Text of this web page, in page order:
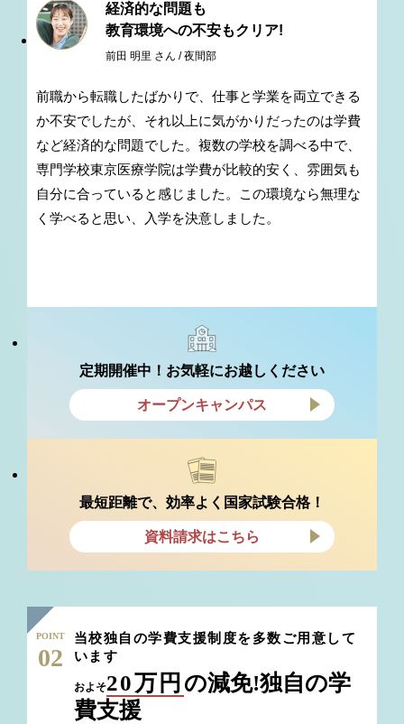
経済的な問題も
教育環境への不安もクリア!
前田 明里 さん / 夜間部
前職から転職したばかりで、仕事と学業を両立できる
か不安でしたが、それ以上に気がかりだったのは学費
など経済的な問題でした。複数の学校を調べる中で、
専門学校東京医療学院は学費が比較的安く、雰囲気も
自分に合っていると感じました。この環境なら無理な
く学べると思い、入学を決意しました。
定期開催中！お気軽にお越しください
オープンキャンパス
最短距離で、効率よく国家試験合格！
資料請求はこちら
POINT
02
当校独自の学費支援制度を多数ご用意して
います
およそ20万円 の減免!独自の学
費支援